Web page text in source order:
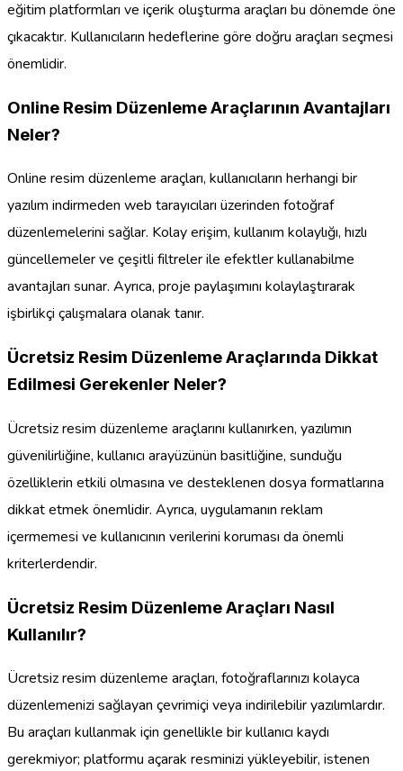
eğitim platformları ve içerik oluşturma araçları bu dönemde öne
çıkacaktır. Kullanıcıların hedeflerine göre doğru araçları seçmesi
önemlidir.
Online Resim Düzenleme Araçlarının Avantajları
Neler?
Online resim düzenleme araçları, kullanıcıların herhangi bir
yazılım indirmeden web tarayıcıları üzerinden fotoğraf
düzenlemelerini sağlar. Kolay erişim, kullanım kolaylığı, hızlı
güncellemeler ve çeşitli filtreler ile efektler kullanabilme
avantajları sunar. Ayrıca, proje paylaşımını kolaylaştırarak
işbirlikçi çalışmalara olanak tanır.
Ücretsiz Resim Düzenleme Araçlarında Dikkat
Edilmesi Gerekenler Neler?
Ücretsiz resim düzenleme araçlarını kullanırken, yazılımın
güvenilirliğine, kullanıcı arayüzünün basitliğine, sunduğu
özelliklerin etkili olmasına ve desteklenen dosya formatlarına
dikkat etmek önemlidir. Ayrıca, uygulamanın reklam
içermemesi ve kullanıcının verilerini koruması da önemli
kriterlerdendir.
Ücretsiz Resim Düzenleme Araçları Nasıl
Kullanılır?
Ücretsiz resim düzenleme araçları, fotoğraflarınızı kolayca
düzenlemenizi sağlayan çevrimiçi veya indirilebilir yazılımlardır.
Bu araçları kullanmak için genellikle bir kullanıcı kaydı
gerekmiyor; platformu açarak resminizi yükleyebilir, istenen